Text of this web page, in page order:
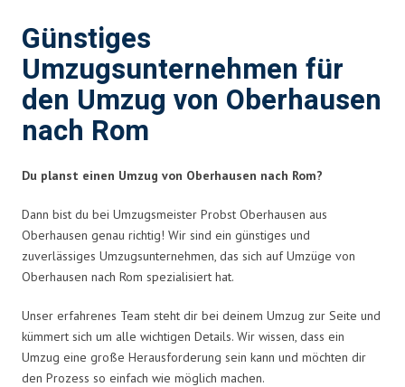
Günstiges
Umzugsunternehmen für
den Umzug von Oberhausen
nach Rom
Du planst einen Umzug von Oberhausen nach Rom?
Dann bist du bei Umzugsmeister Probst Oberhausen aus
Oberhausen genau richtig! Wir sind ein günstiges und
zuverlässiges Umzugsunternehmen, das sich auf Umzüge von
Oberhausen nach Rom spezialisiert hat.
Unser erfahrenes Team steht dir bei deinem Umzug zur Seite und
kümmert sich um alle wichtigen Details. Wir wissen, dass ein
Umzug eine große Herausforderung sein kann und möchten dir
den Prozess so einfach wie möglich machen.